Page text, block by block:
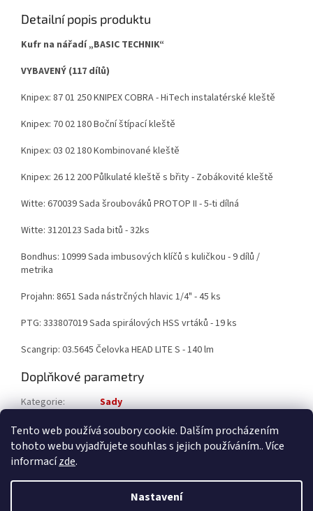
Tento web používá soubory cookie. Dalším procházením
tohoto webu vyjadřujete souhlas s jejich používáním.. Více
informacízde.
Nastavení
Detailní popis produktu
Kufr na nářadí „BASIC TECHNIK“
VYBAVENÝ (117 dílů)
Knipex: 87 01 250 KNIPEX COBRA - HiTech instalatérské kleště
Knipex: 70 02 180Boční štípací kleště
Knipex: 03 02 180Kombinované kleště
Knipex: 26 12 200Půlkulaté kleště s břity - Zobákovité kleště
Witte: 670039Sada šroubováků PROTOP II -5-ti dílná
Witte: 3120123 Sada bitů - 32ks
Bondhus: 10999Sada imbusových klíčů s kuličkou -9 dílů /
metrika
Projahn: 8651 Sada nástrčných hlavic 1/4" - 45 ks
PTG: 333807019Sada spirálových HSS vrtáků - 19 ks
Scangrip: 03.5645 Čelovka HEAD LITE S - 140 lm
Doplňkové parametry
Kategorie:
Sady